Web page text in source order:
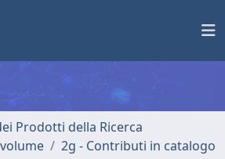
Prodotti della Ricerca
2g - Contributi in catalogo